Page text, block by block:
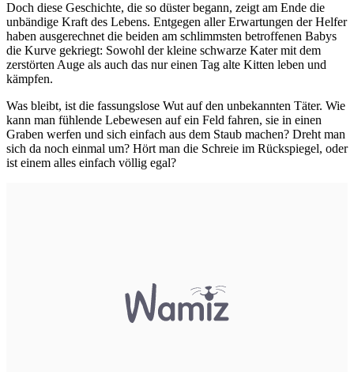
Doch diese Geschichte, die so düster begann, zeigt am Ende die
unbändige Kraft des Lebens. Entgegen aller Erwartungen der Helfer
haben ausgerechnet die beiden am schlimmsten betroffenen Babys
die Kurve gekriegt: Sowohl der kleine schwarze Kater mit dem
zerstörten Auge als auch das nur einen Tag alte Kitten leben und
kämpfen.
Was bleibt, ist die fassungslose Wut auf den unbekannten Täter. Wie
kann man fühlende Lebewesen auf ein Feld fahren, sie in einen
Graben werfen und sich einfach aus dem Staub machen? Dreht man
sich da noch einmal um? Hört man die Schreie im Rückspiegel, oder
ist einem alles einfach völlig egal?